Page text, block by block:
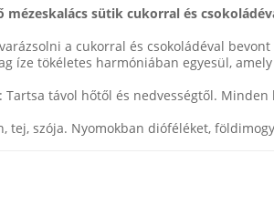
mézeskalács sütik cukorral és
a cukorral és csokoládéval
íze tökéletes harmóniában egyesül,
távol hőtől és nedvességtől.
tej, szója. Nyomokban dióféléket,